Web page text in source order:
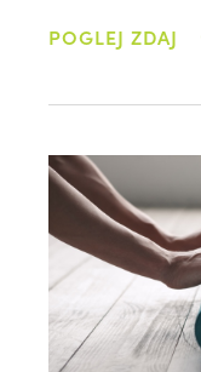
POGLEJ ZDAJ